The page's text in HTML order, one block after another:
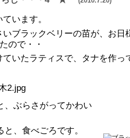
います。
ブラックベリーの苗が、お日
ので・・
いたラティスで、タナを作っ
、ぶらさがってかわい
、食べごろです。